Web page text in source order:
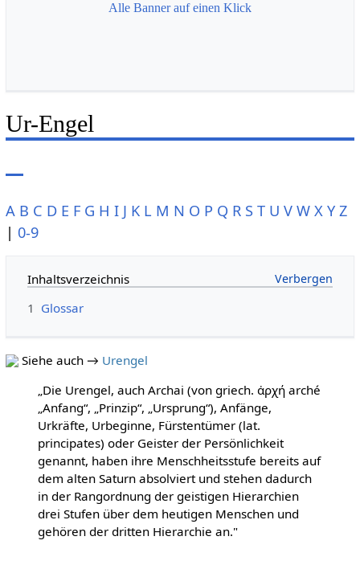
Alle Banner auf einen Klick
Ur-Engel
A B C D E F G H I J K L M N O P Q R S T U V W X Y Z
| 0-9
Inhaltsverzeichnis
1 Glossar
Siehe auch → Urengel
„Die Urengel, auch Archai (von griech. ἀρχή arché
„Anfang“, „Prinzip“, „Ursprung“), Anfänge,
Urkräfte, Urbeginne, Fürstentümer (lat.
principates) oder Geister der Persönlichkeit
genannt, haben ihre Menschheitsstufe bereits auf
dem alten Saturn absolviert und stehen dadurch
in der Rangordnung der geistigen Hierarchien
drei Stufen über dem heutigen Menschen und
gehören der dritten Hierarchie an."